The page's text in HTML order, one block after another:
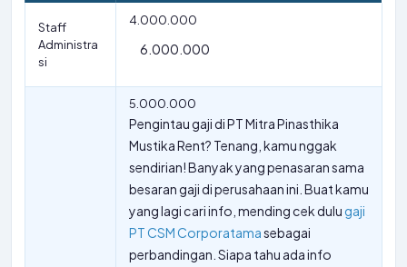
Staff
Administra
si
4.000.000
6.000.000
5.000.000
Pengintau gaji di PT Mitra Pinasthika
Mustika Rent? Tenang, kamu nggak
sendirian! Banyak yang penasaran sama
besaran gaji di perusahaan ini. Buat kamu
yang lagi cari info, mending cek dulu gaji
PT CSM Corporatamasebagai
perbandingan. Siapa tahu ada info